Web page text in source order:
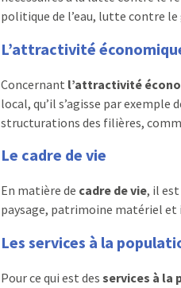
politique de l’eau, lutte contre
L’attractivité
Concernant l’attractivité
local, qu’il s’agisse par
structurations des filières,
Le cadre de vie
En matière de cadre de vie, il
paysage, patrimoine matériel
Les services à la
Pour ce qui est des services à la